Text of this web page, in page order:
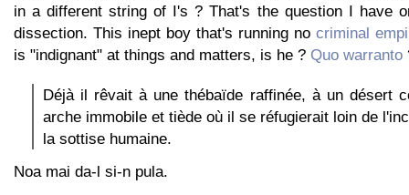
in a different string of I's ? That's the question I have
dissection. This inept boy that's running no criminal
is "indignant" at things and matters, is he ? Quo warranto
Déjà il rêvait à une thébaïde raffinée, à un désert
arche immobile et tiède où il se réfugierait loin de
la sottise humaine.
Noa mai da-l si-n pula.